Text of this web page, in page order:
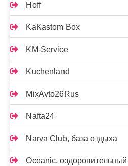
Hoff
KaKastom Box
KM-Service
Kuchenland
MixAvto26Rus
Nafta24
Narva Club, база отдыха
Oceanic,